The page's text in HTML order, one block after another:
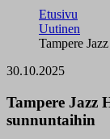
Etusivu
Uutinen
Tampere
30.10.2025
Tampere Jazz
sunnuntaihin